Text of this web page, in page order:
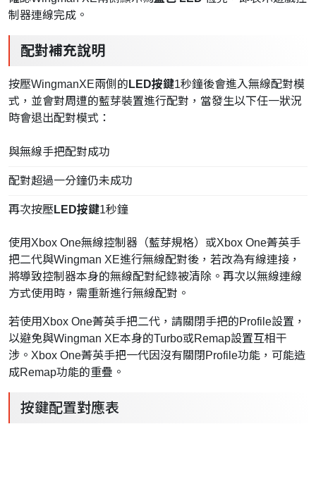
制器連線完成。
配對補充說明
按壓WingmanXE兩側的 LED按鍵1秒鐘後會進入無線配對模
式，並會對周遭的藍芽裝置進行配對，當發生以下任一狀況
時會退出配對模式：
與無線手把配對成功
配對超過一分鐘仍未成功
再次按壓 LED按鍵1秒鐘
使用Xbox One無線控制器（藍芽規格）或Xbox One菁英手
把二代與Wingman XE進行無線配對後，若改為有線連接，
將導致控制器本身的無線配對紀錄被清除。再次以無線連線
方式使用時，需重新進行無線配對。
若使用Xbox One菁英手把二代，請關閉手把的Profile設置，
以避免與Wingman XE本身的Turbo或Remap設置互相干
涉。Xbox One菁英手把一代因沒有關閉Profile功能，可能造
成Remap功能的重疊。
按鍵配置對應表